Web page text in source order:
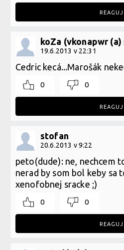
REAGUJ
koZa (vkonapwr (a)
19.6.2013 v 22:31
Cedric kecá...Marošák
0 0
REAGUJ
stofan
20.6.2013 v 9:22
peto(dude): ne, nechcem
nerad by som bol keby sa
xenofobnej sracke ;)
0 0
REAGUJ